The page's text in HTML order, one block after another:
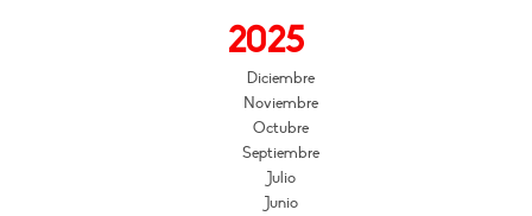
2025
Diciembre
Noviembre
Octubre
Septiembre
Julio
Junio